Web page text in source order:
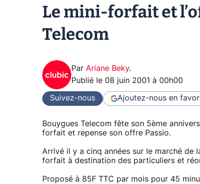
Le mini-forfait et
Telecom
Par Ariane Beky.
Publié le 08 juin 2001 à 00h00
Suivez-nous Ajoutez-nous en
Bouygues Telecom fête son 5ème
forfait et repense son offre Passio.
Arrivé il y a cinq années sur le marché de
forfait à destination des particuliers et
Proposé à 85F TTC par mois pour 45